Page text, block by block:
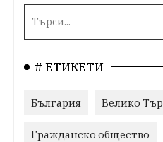
# ЕТИКЕТИ
България Велико
Гражданско общество